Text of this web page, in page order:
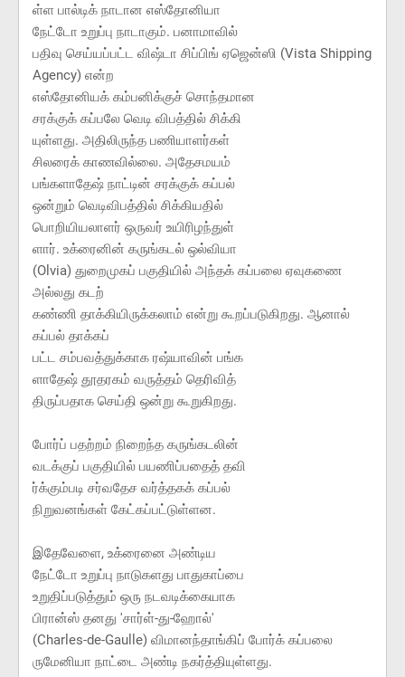
ள்ள பால்டிக் நாடான எஸ்தோனியா
நேட்டோ உறுப்பு நாடாகும். பனாமாவில்
பதிவு செய்யப்பட்ட விஷ்டா சிப்பிங் ஏஜென்ஸி (Vista Shipping
Agency) என்ற
எஸ்தோனியக் கம்பனிக்குச் சொந்தமான
சரக்குக் கப்பலே வெடி விபத்தில் சிக்கி
யுள்ளது. அதிலிருந்த பணியாளர்கள்
சிலரைக் காணவில்லை. அதேசமயம்
பங்களாதேஷ் நாட்டின் சரக்குக் கப்பல்
ஒன்றும் வெடிவிபத்தில் சிக்கியதில்
பொறியியலாளர் ஒருவர் உயிரிழந்துள்
ளார். உக்ரைனின் கருங்கடல் ஒல்வியா
(Olvia) துறைமுகப் பகுதியில் அந்தக் கப்பலை ஏவுகணை
அல்லது கடற்
கண்ணி தாக்கியிருக்கலாம் என்று கூறப்படுகிறது. ஆனால்
கப்பல் தாக்கப்
பட்ட சம்பவத்துக்காக ரஷ்யாவின் பங்க
ளாதேஷ் தூதரகம் வருத்தம் தெரிவித்
திருப்பதாக செய்தி ஒன்று கூறுகிறது.
போர்ப் பதற்றம் நிறைந்த கருங்கடலின்
வடக்குப் பகுதியில் பயணிப்பதைத் தவி
ர்க்கும்படி சர்வதேச வர்த்தகக் கப்பல்
நிறுவனங்கள் கேட்கப்பட்டுள்ளன.
இதேவேளை, உக்ரைனை அண்டிய
நேட்டோ உறுப்பு நாடுகளது பாதுகாப்பை
உறுதிப்படுத்தும் ஒரு நடவடிக்கையாக
பிரான்ஸ் தனது 'சார்ள்-து-ஹோல்'
(Charles-de-Gaulle) விமானந்தாங்கிப் போர்க் கப்பலை
ருமேனியா நாட்டை அண்டி நகர்த்தியுள்ளது.